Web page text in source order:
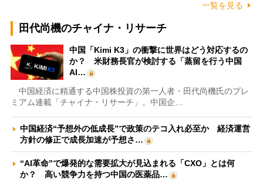
一覧を見る
田代尚機のチャイナ・リサーチ
中国「Kimi K3」の衝撃に世界はどう対応するの
か？ 米財務長官が検討する「蒸留を行う中国
AI…
中国経済に精通する中国株投資の第一人者・田代尚機氏のプレ
ミアム連載「チャイナ・リサーチ」。中国企…
中国経済“予想外の低成長”で政策のテコ入れ必至か 経済運営
方針の修正で成長加速が予想さ…
“AI革命”で爆発的な需要拡大が見込まれる「CXO」とは何
か？ 高い競争力を持つ中国の医薬品…